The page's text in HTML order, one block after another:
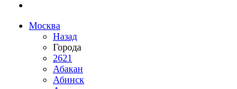
Москва
Назад
Города
2621
Абакан
Абинск